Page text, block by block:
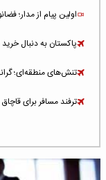
اولین پیام از مدار؛
پاکستان به دنبال خرید ۱۶ هواپیمای جدید برای ناوگان PIA
تنش‌های منطقه‌ای؛
ترفند مسافر برای قاچاق ۴۸۲ گرم طلا به ارزش ۸۲ میلیارد ریال
شلوغ‌ترین فرودگاه‌های اروپا در ۲۰۲۵: لندن،